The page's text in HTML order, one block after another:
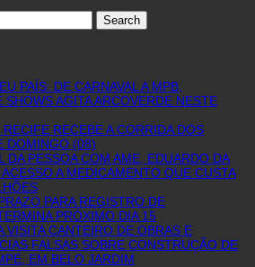
PAÍS: DE CARNAVAL A MPB,
SHOWS AGITA ARCOVERDE NESTE
RECEBE A CORRIDA DOS
DOMINGO (08)
DA PESSOA COM AME, EDUARDO DA
A MEDICAMENTO QUE CUSTA
PARA REGISTRO DE
PRÓXIMO DIA 15
VISITA CANTEIRO DE OBRAS E
FALSAS SOBRE CONSTRUÇÃO DE
EM BELO JARDIM